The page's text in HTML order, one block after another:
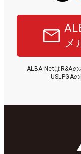
メ
ALBA NetはR&A
USLPGA